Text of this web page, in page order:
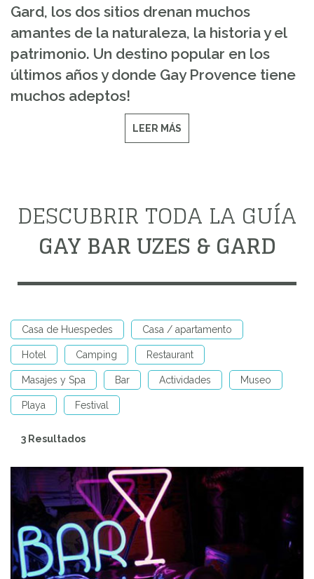
Gard, los dos sitios drenan muchos
amantes de la naturaleza, la historia y el
patrimonio. Un destino popular en los
últimos años y donde Gay Provence tiene
muchos adeptos!
LEER MÁS
DESCUBRIR TODA LA GUÍA
GAY BAR UZES & GARD
Casa de Huespedes Casa / apartamento
Hotel Camping Restaurant
Masajes y Spa Bar Actividades Museo
Playa Festival
3 Resultados